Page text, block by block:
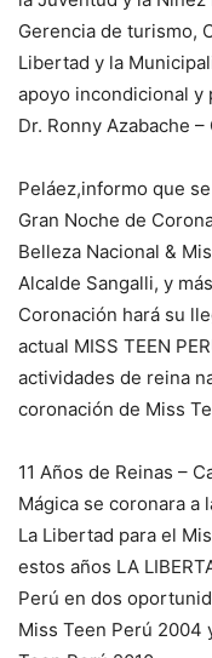
Gerencia de turismo,
Libertad y la
apoyo incondicional y
Dr. Ronny Azabache
Peláez,informo que
Gran Noche de
Belleza Nacional &
Alcalde Sangalli, y
Coronación hará su
actual MISS TEEN
actividades de reina
coronación de Miss
11 Años de Reinas –
Mágica se coronara a
La Libertad para el
estos años LA
Perú en dos
Miss Teen Perú 2004